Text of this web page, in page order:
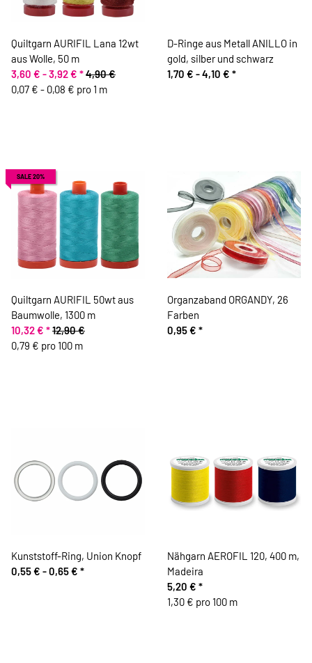
Quiltgarn AURIFIL Lana 12wt
aus Wolle, 50 m
3,60 € -3,92 € *4,90 €
0,07 € - 0,08 € pro 1 m
D-Ringe aus Metall ANILLO in
gold, silber und schwarz
1,70 € -4,10 € *
SALE 20%
Quiltgarn AURIFIL 50wt aus
Baumwolle, 1300 m
10,32 € *12,90 €
0,79 € pro 100 m
Organzaband ORGANDY, 26
Farben
0,95 € *
Kunststoff-Ring, Union Knopf
0,55 € -0,65 € *
Nähgarn AEROFIL 120, 400 m,
Madeira
5,20 € *
1,30 € pro 100 m